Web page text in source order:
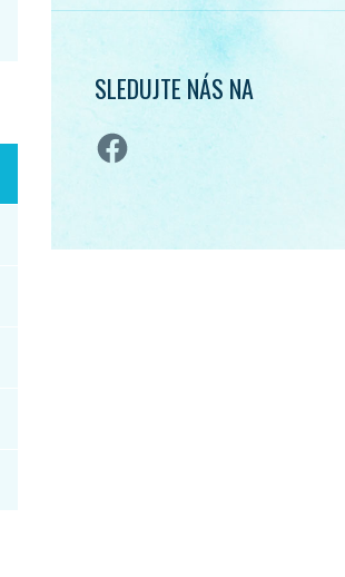
SLEDUJTE NÁS NA
Facebook